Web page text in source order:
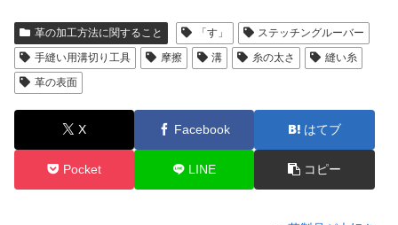
革の加工方法に関すること 「す」
ステッチングルーバー
手縫い用溝切り工具
摩擦 溝 糸の太さ
縫い糸
革の表面
X Facebook はてブ
Pocket LINE コピー